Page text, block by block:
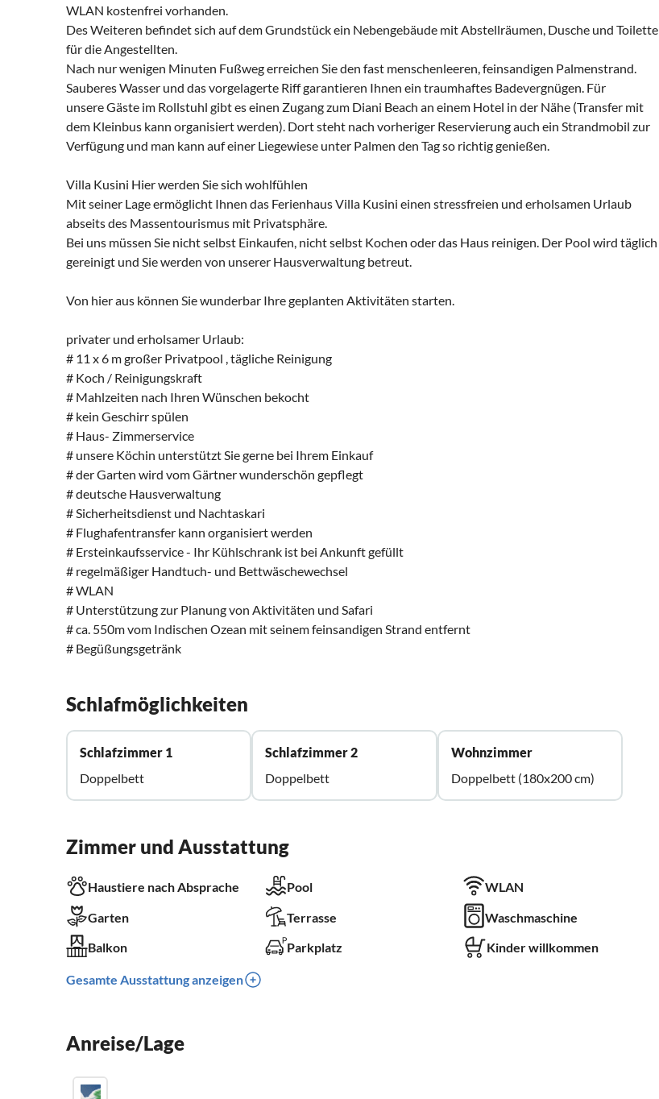
WLAN kostenfrei vorhanden.
Des Weiteren befindet sich auf dem Grundstück ein Nebengebäude mit Abstellräumen, Dusche und Toilette
für die Angestellten.
Nach nur wenigen Minuten Fußweg erreichen Sie den fast menschenleeren, feinsandigen Palmenstrand.
Sauberes Wasser und das vorgelagerte Riff garantieren Ihnen ein traumhaftes Badevergnügen. Für
unsere Gäste im Rollstuhl gibt es einen Zugang zum Diani Beach an einem Hotel in der Nähe (Transfer mit
dem Kleinbus kann organisiert werden). Dort steht nach vorheriger Reservierung auch ein Strandmobil zur
Verfügung und man kann auf einer Liegewiese unter Palmen den Tag so richtig genießen.
Villa Kusini Hier werden Sie sich wohlfühlen
Mit seiner Lage ermöglicht Ihnen das Ferienhaus Villa Kusini einen stressfreien und erholsamen Urlaub
abseits des Massentourismus mit Privatsphäre.
Bei uns müssen Sie nicht selbst Einkaufen, nicht selbst Kochen oder das Haus reinigen. Der Pool wird täglich
gereinigt und Sie werden von unserer Hausverwaltung betreut.
Von hier aus können Sie wunderbar Ihre geplanten Aktivitäten starten.
privater und erholsamer Urlaub:
# 11 x 6 m großer Privatpool , tägliche Reinigung
# Koch / Reinigungskraft
# Mahlzeiten nach Ihren Wünschen bekocht
# kein Geschirr spülen
# Haus- Zimmerservice
# unsere Köchin unterstützt Sie gerne bei Ihrem Einkauf
# der Garten wird vom Gärtner wunderschön gepflegt
# deutsche Hausverwaltung
# Sicherheitsdienst und Nachtaskari
# Flughafentransfer kann organisiert werden
# Ersteinkaufsservice - Ihr Kühlschrank ist bei Ankunft gefüllt
# regelmäßiger Handtuch- und Bettwäschewechsel
# WLAN
# Unterstützung zur Planung von Aktivitäten und Safari
# ca. 550m vom Indischen Ozean mit seinem feinsandigen Strand entfernt
# Begüßungsgetränk
Schlafmöglichkeiten
Schlafzimmer 1
Doppelbett
Schlafzimmer 2
Doppelbett
Wohnzimmer
Doppelbett (180x200 cm)
Zimmer und Ausstattung
Haustiere nach Absprache Pool
WLAN
Garten
Terrasse
Waschmaschine
Balkon
Parkplatz Kinder willkommen
Gesamte Ausstattung anzeigen
Anreise/Lage